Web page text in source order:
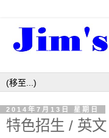
2014年7月13日 星期日
特色招生 / 英